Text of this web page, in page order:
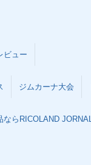
ビュー
ジムカーナ大会
らRICOLAND JORNAL